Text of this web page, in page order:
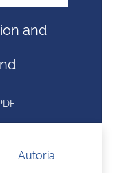
and
Autoria